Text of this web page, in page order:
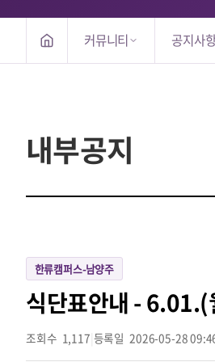
커뮤니티 공지사
내부공지
한류캠퍼스-남양주
식단표안내 -
조회수 1,117 등록일 2026-05-28